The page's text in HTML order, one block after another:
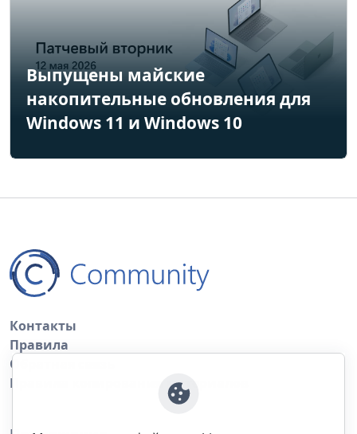
Выпущены майские
накопительные обновления для
Windows 11 и Windows 10
Контакты
Правила
Обратная связь
Правила копирования материалов